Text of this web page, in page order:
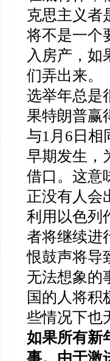
克思主义者
将不是一个
入房产，如
们弄出来。
选举年总是
果特朗普赢
与1月6日相
早期发生，
借口。这意
正没有人会
利用以色列
者将继续进
恨鼓声将导
无法想象的
国的人将积
些情况下也
如果所有新